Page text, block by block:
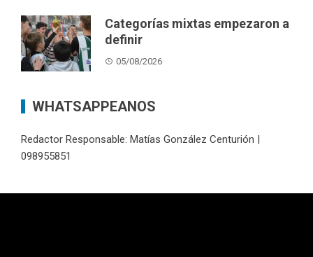
Categorías mixtas empezaron a
definir
05/08/2026
WHATSAPPEANOS
Redactor Responsable: Matías González Centurión |
098955851